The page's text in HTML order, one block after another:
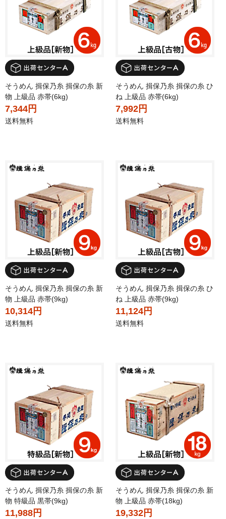
そうめん 揖保乃糸 揖保の糸 新
物 上級品 赤帯(6kg)
7,344円
送料無料
そうめん 揖保乃糸 揖保の糸 ひ
ね 上級品 赤帯(6kg)
7,992円
送料無料
そうめん 揖保乃糸 揖保の糸 新
物 上級品 赤帯(9kg)
10,314円
送料無料
そうめん 揖保乃糸 揖保の糸 ひ
ね 上級品 赤帯(9kg)
11,124円
送料無料
そうめん 揖保乃糸 揖保の糸 新
物 特級品 黒帯(9kg)
11,988円
そうめん 揖保乃糸 揖保の糸 新
物 上級品 赤帯(18kg)
19,332円